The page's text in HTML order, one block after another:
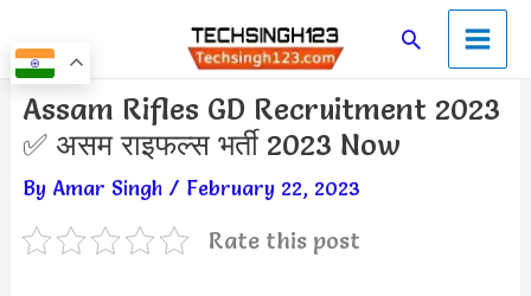
to
content
SearchMain
Menu
Assam Rifles GD Recruitment 2023
✅ असम राइफल्स भर्ती 2023 Now
By Amar Singh / February 22, 2023
Rate this post
Post
navigation